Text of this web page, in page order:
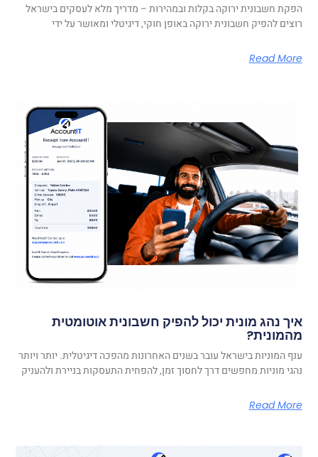
הפקת חשבונית ירוקה בקלות ובמהירות – מדריך מלא לעסקים בישראל
רוצים להפיק חשבונית ירוקה באופן חוקי, דיגיטלי ומאושר על ידי
Read More
איך נהג מונית יכול להפיק חשבונית אוטומטית
מהמונית?
ענף המוניות בישראל עובר בשנים האחרונות מהפכה דיגיטלית. יותר ויותר
נהגי מוניות מחפשים דרך לחסוך זמן, להפחית התעסקות בניירת ולהעניק
Read More